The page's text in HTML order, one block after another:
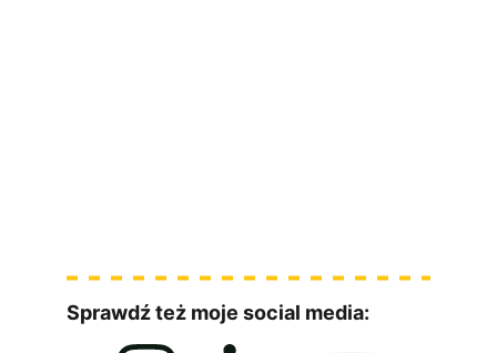
Sprawdź też moje social media: